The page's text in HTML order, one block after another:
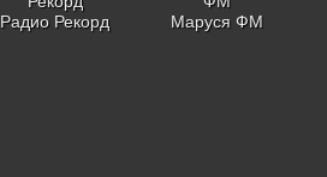
Радио Рекорд Маруся ФМ